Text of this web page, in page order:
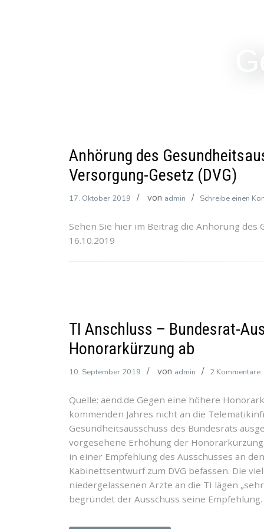
Anhörung des
Versorgung-Gesetz (DVG)
17. Oktober 2019 von admin Schreibe einen
Sehen Sie hier im Beitrag die Anhörung des
16.10.2019
TI Anschluss – Bundesrat-
Honorarkürzung ab
10. September 2019 von admin 2 Kommentarezu
–
Quelle: aend.de Gegen eine höhere
kommenden Jahres nicht an die
Gesundheitsausschuss des Bundesrats
vorgesehene Erhöhung der
in einer Empfehlung des Ausschusses an
Kabinettsentwurf zum DVG befassen. Die
niedergelassenen Ärzte an die TI lägen
begründet der Ausschuss seine